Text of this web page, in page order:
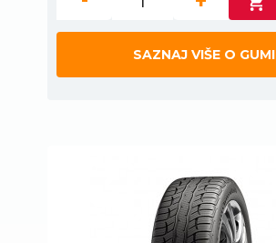
SAZNAJ VIŠE O GUMI